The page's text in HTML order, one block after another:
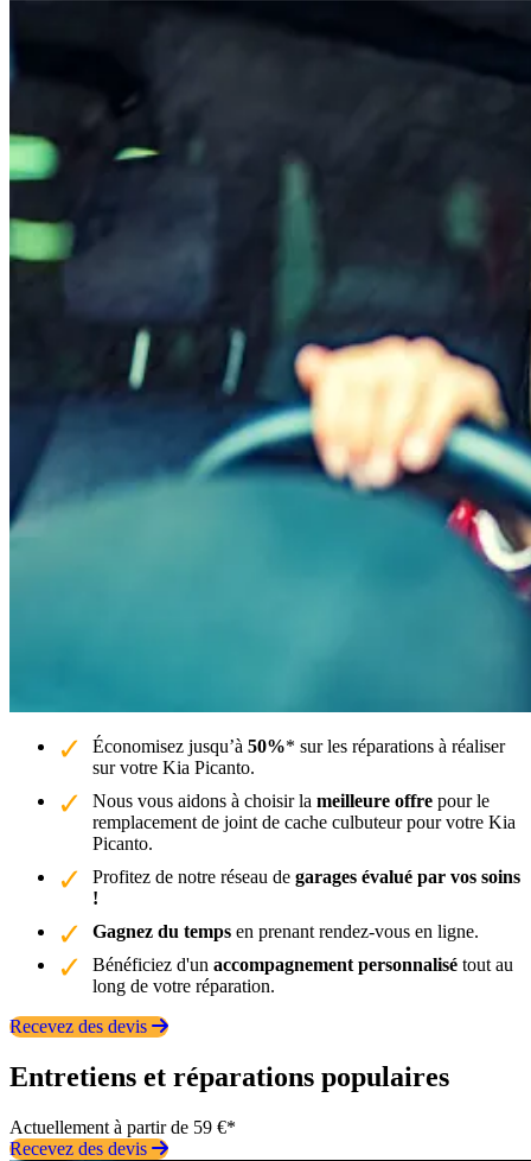
Économisez jusqu’à 50%* sur les réparations à réaliser
sur votre Kia Picanto.
Nous vous aidons à choisir la meilleure offre pour le
remplacement de joint de cache culbuteur pour votre Kia
Picanto.
Profitez de notre réseau de garages évalué par vos soins
!
Gagnez du temps en prenant rendez-vous en ligne.
Bénéficiez d'un accompagnement personnalisé tout au
long de votre réparation.
Recevez des devis
Entretiens et réparations populaires
Actuellement à partir de 59 €*
Recevez des devis